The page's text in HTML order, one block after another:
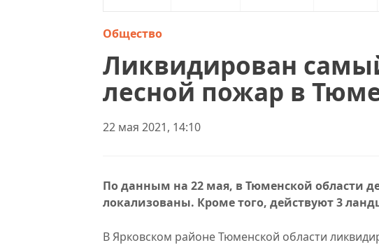
Общество
Ликвидирован
лесной пожар в
22 мая 2021, 14:10
По данным на 22 мая, в Тюменской области
локализованы. Кроме того, действуют 3
В Ярковском районе Тюменской области